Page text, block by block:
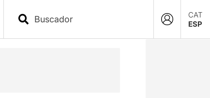
CAT
ESP